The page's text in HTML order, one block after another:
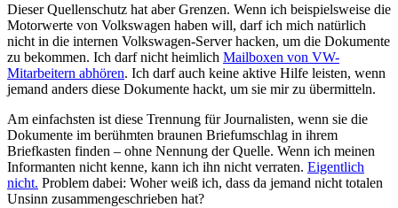
Dieser Quellenschutz hat aber Grenzen. Wenn ich beispielsweise die
Motorwerte von Volkswagen haben will, darf ich mich natürlich
nicht in die internen Volkswagen-Server hacken, um die Dokumente
zu bekommen. Ich darf nicht heimlich Mailboxen von VW-
Mitarbeitern abhören. Ich darf auch keine aktive Hilfe leisten, wenn
jemand anders diese Dokumente hackt, um sie mir zu übermitteln.
Am einfachsten ist diese Trennung für Journalisten, wenn sie die
Dokumente im berühmten braunen Briefumschlag in ihrem
Briefkasten finden – ohne Nennung der Quelle. Wenn ich meinen
Informanten nicht kenne, kann ich ihn nicht verraten. Eigentlich
nicht. Problem dabei: Woher weiß ich, dass da jemand nicht totalen
Unsinn zusammengeschrieben hat?